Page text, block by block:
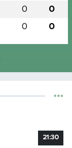
0 0
0 0
21:30